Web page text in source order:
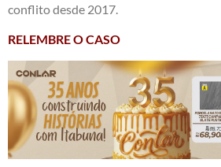
conflito desde 2017.
RELEMBRE O CASO